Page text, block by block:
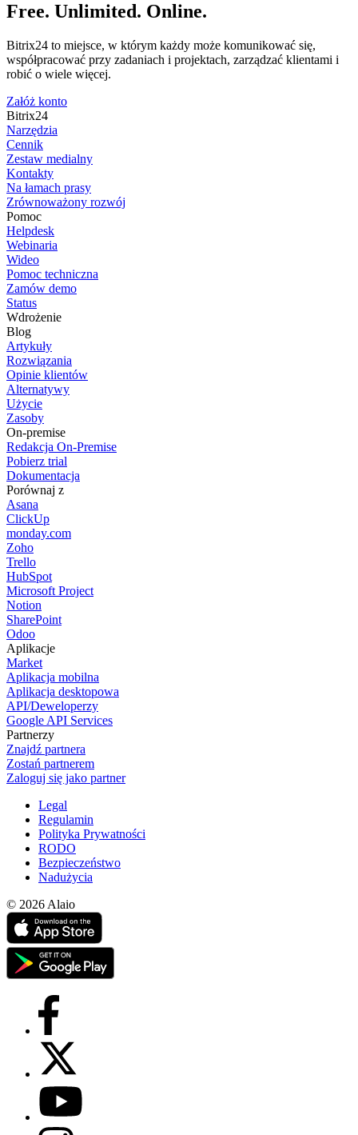
Free. Unlimited. Online.
Bitrix24 to miejsce, w którym każdy może komunikować się,
współpracować przy zadaniach i projektach, zarządzać klientami i
robić o wiele więcej.
Załóż konto
Bitrix24
Narzędzia
Cennik
Zestaw medialny
Kontakty
Na łamach prasy
Zrównoważony rozwój
Pomoc
Helpdesk
Webinaria
Wideo
Pomoc techniczna
Zamów demo
Status
Wdrożenie
Blog
Artykuły
Rozwiązania
Opinie klientów
Alternatywy
Użycie
Zasoby
On-premise
Redakcja On-Premise
Pobierz trial
Dokumentacja
Porównaj z
Asana
ClickUp
monday.com
Zoho
Trello
HubSpot
Microsoft Project
Notion
SharePoint
Odoo
Aplikacje
Market
Aplikacja mobilna
Aplikacja desktopowa
API/Deweloperzy
Google API Services
Partnerzy
Znajdź partnera
Zostań partnerem
Zaloguj się jako partner
Legal
Regulamin
Polityka Prywatności
RODO
Bezpieczeństwo
Nadużycia
© 2026 Alaio